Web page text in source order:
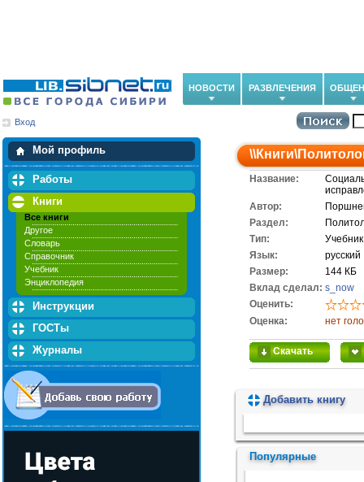
НОВОСТИ РАЗВЛЕЧЕНИЯ
Вход
Мой профиль
Мои закладки
Работы
Книги
Все книги
Другое
Словарь
Справочник
Учебник
Энциклопедия
Инструкции
ГОСТы
Журналы
\\Книги\
Название:
Автор:
Раздел:
Тип:
Учебник
Язык:
русский
Размер:
144 КБ
Вклад сделал: s_now
Оценить:
Оценка:
нет
Скачать
Добавить книгу
Популярные